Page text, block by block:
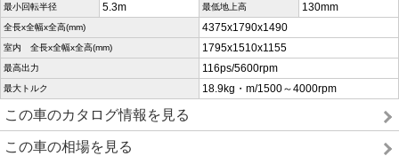
最小回転半径 5.3m 最低地上高 130mm
全長x全幅x全高(mm) 4375x1790x1490
室内 全長x全幅x全高(mm) 1795x1510x1155
最高出力 116ps/5600rpm
最大トルク 18.9kg・m/1500～4000rpm
この車のカタログ情報を見る
この車の相場を見る